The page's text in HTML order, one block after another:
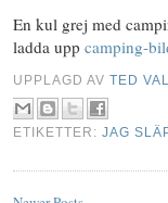
En kul grej med
ladda upp camping-
UPPLAGD AVTED
ETIKETTER:JAG